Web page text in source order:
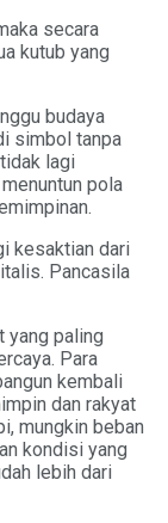
secara
kutub yang
budaya
simbol tanpa
lagi
pola
kesaktian dari
Pancasila
yang paling
Para
kembali
dan rakyat
mungkin beban
kondisi yang
lebih dari